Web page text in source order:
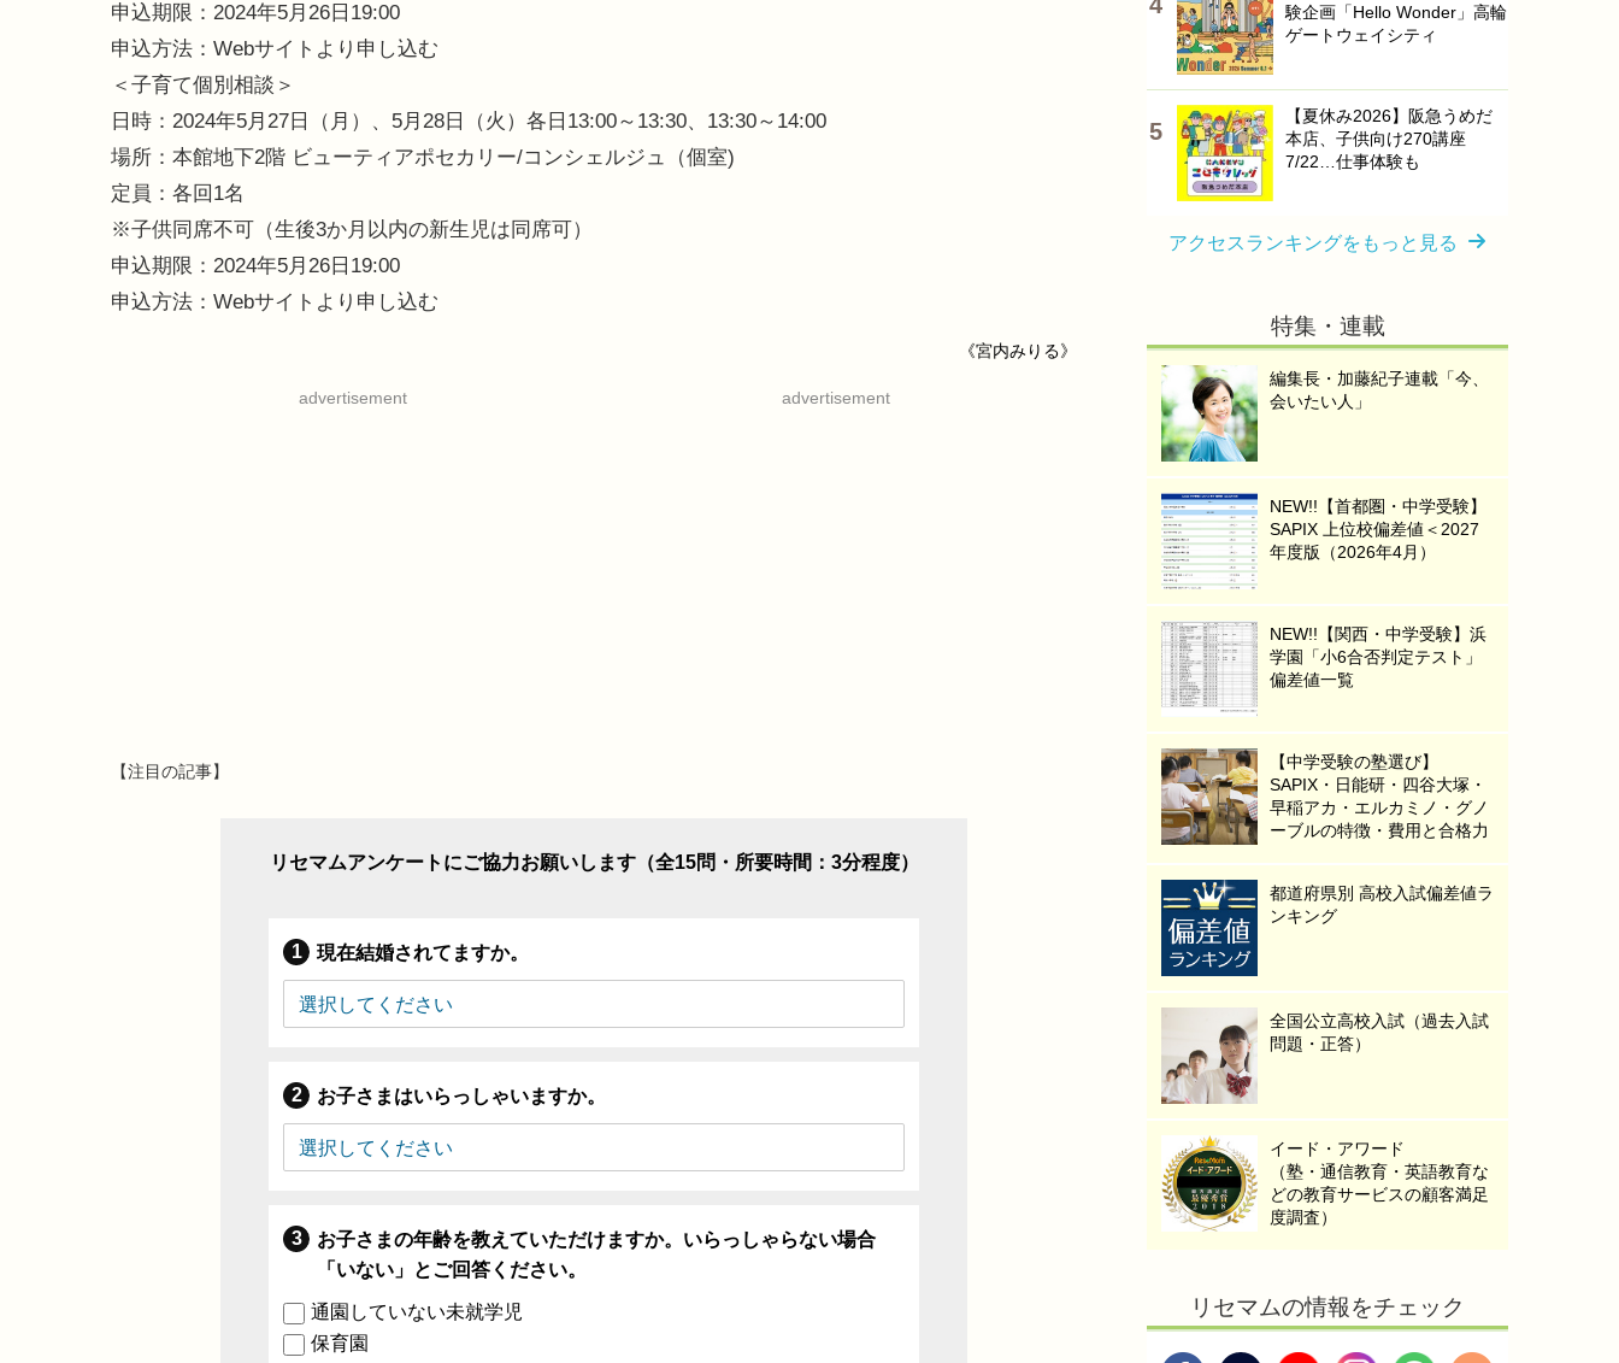
申込期限：2024年5月26日19:00
申込方法：Webサイトより申し込む
＜子育て個別相談＞
日時：2024年5月27日（月）、5月28日（火）各日13:00～13:30、13:30～14:00
場所：本館地下2階 ビューティアポセカリー/コンシェルジュ（個室)
定員：各回1名
※子供同席不可（生後3か月以内の新生児は同席可）
申込期限：2024年5月26日19:00
申込方法：Webサイトより申し込む
《宮内みりる》
advertisement advertisement
【注目の記事】
リセマムアンケートにご協力お願いします（全15問・所要時間：3分程度）
現在結婚されてますか。
お子さまはいらっしゃいますか。
お子さまの年齢を教えていただけますか。いらっしゃらない場合
「いない」とご回答ください。
通園していない未就学児
保育園
験企画「Hello Wonder」高輪
ゲートウェイシティ
【夏休み2026】阪急うめだ
本店、子供向け270講座
7/22…仕事体験も
アクセスランキングをもっと見る
特集・連載
編集長・加藤紀子連載「今、
会いたい人」
NEW!!【首都圏・中学受験】
SAPIX 上位校偏差値＜2027
年度版（2026年4月）
NEW!!【関西・中学受験】浜
学園「小6合否判定テスト」
偏差値一覧
【中学受験の塾選び】
SAPIX・日能研・四谷大塚・
早稲アカ・エルカミノ・グノ
ーブルの特徴・費用と合格力
都道府県別 高校入試偏差値ラ
ンキング
全国公立高校入試（過去入試
問題・正答）
イード・アワード
（塾・通信教育・英語教育な
どの教育サービスの顧客満足
度調査）
リセマムの情報をチェック